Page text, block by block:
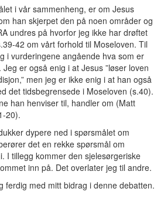
i vår sammenheng, er om Jesus
han skjerpet den på noen områder og
undres på hvorfor jeg ikke har drøftet
42 om vårt forhold til Moseloven. Til
i vurderingene angående hva som er
er også enig i at Jesus ”løser loven
men jeg er ikke enig i at han også
det tidsbegrensede i Moseloven (s.40).
han henviser til, handler om (Matt
20).
dypere ned i spørsmålet om
det en rekke spørsmål om
I tillegg kommer den sjelesørgeriske
inn på. Det overlater jeg til andre.
ferdig med mitt bidrag i denne debatten.